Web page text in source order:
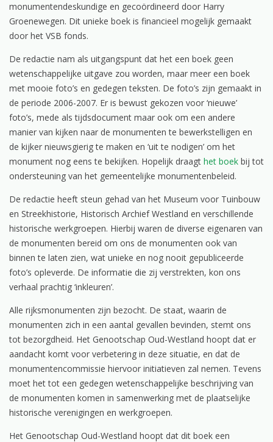
monumentendeskundige en gecoördineerd door Harry
Groenewegen. Dit unieke boek is financieel mogelijk gemaakt
door het VSB fonds.
De redactie nam als uitgangspunt dat het een boek geen
wetenschappelijke uitgave zou worden, maar meer een boek
met mooie foto’s en gedegen teksten. De foto’s zijn gemaakt in
de periode 2006-2007. Er is bewust gekozen voor ‘nieuwe’
foto’s, mede als tijdsdocument maar ook om een andere
manier van kijken naar de monumenten te bewerkstelligen en
de kijker nieuwsgierig te maken en ‘uit te nodigen’ om het
monument nog eens te bekijken. Hopelijk draagt het boek bij tot
ondersteuning van het gemeentelijke monumentenbeleid.
De redactie heeft steun gehad van het Museum voor Tuinbouw
en Streekhistorie, Historisch Archief Westland en verschillende
historische werkgroepen. Hierbij waren de diverse eigenaren van
de monumenten bereid om ons de monumenten ook van
binnen te laten zien, wat unieke en nog nooit gepubliceerde
foto’s opleverde. De informatie die zij verstrekten, kon ons
verhaal prachtig ‘inkleuren’.
Alle rijksmonumenten zijn bezocht. De staat, waarin de
monumenten zich in een aantal gevallen bevinden, stemt ons
tot bezorgdheid. Het Genootschap Oud-Westland hoopt dat er
aandacht komt voor verbetering in deze situatie, en dat de
monumentencommissie hiervoor initiatieven zal nemen. Tevens
moet het tot een gedegen wetenschappelijke beschrijving van
de monumenten komen in samenwerking met de plaatselijke
historische verenigingen en werkgroepen.
Het Genootschap Oud-Westland hoopt dat dit boek een